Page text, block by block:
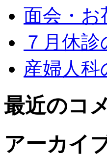
面会・お
７月休
産婦人
最近のコ
アーカイ